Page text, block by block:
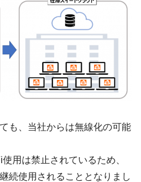
も、当社からは無線化の可能
用は禁止されているため、
続使用されることとなりまし